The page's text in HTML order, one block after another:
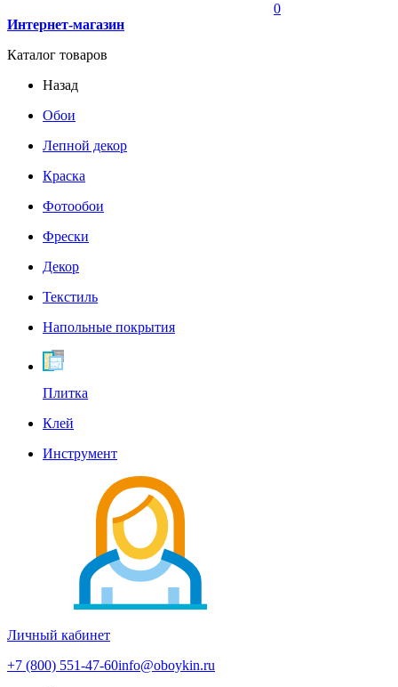
0
Интернет-магазин
Каталог товаров
Назад
Обои
Лепной декор
Краска
Фотообои
Фрески
Декор
Текстиль
Напольные покрытия
Плитка
Клей
Инструмент
Личный кабинет
+7 (800) 551-47-60info@oboykin.ru